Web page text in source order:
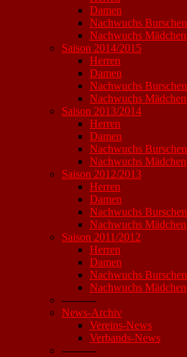
Damen
Nachwuchs Burschen
Nachwuchs Mädchen
Saison 2014/2015
Herren
Damen
Nachwuchs Burschen
Nachwuchs Mädchen
Saison 2013/2014
Herren
Damen
Nachwuchs Burschen
Nachwuchs Mädchen
Saison 2012/2013
Herren
Damen
Nachwuchs Burschen
Nachwuchs Mädchen
Saison 2011/2012
Herren
Damen
Nachwuchs Burschen
Nachwuchs Mädchen
----------
News-Archiv
Vereins-News
Verbands-News
----------